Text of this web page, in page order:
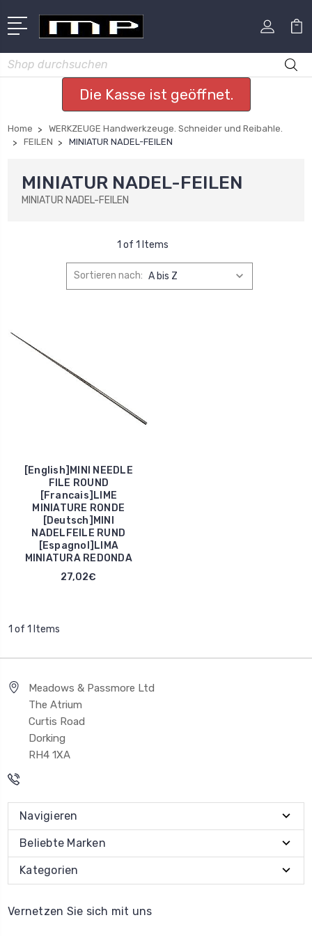
Suchen
Die Kasse ist geöffnet.
Home
WERKZEUGE Handwerkzeuge. Schneider und Reibahle.
FEILEN
MINIATUR NADEL-FEILEN
MINIATUR NADEL-FEILEN
MINIATUR NADEL-FEILEN
1 of 1 Items
Sortieren nach:
[English]MINI NEEDLE
FILE ROUND
[Francais]LIME
MINIATURE RONDE
[Deutsch]MINI
NADELFEILE RUND
[Espagnol]LIMA
MINIATURA REDONDA
27,02€
1 of 1 Items
Meadows & Passmore Ltd
The Atrium
Curtis Road
Dorking
RH4 1XA
Navigieren
Beliebte Marken
Kategorien
Vernetzen Sie sich mit uns